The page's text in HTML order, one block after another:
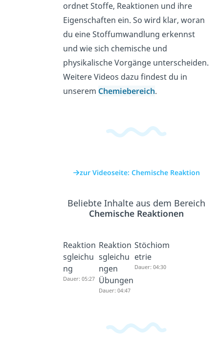
ordnet Stoffe, Reaktionen und ihre
Eigenschaften ein. So wird klar, woran
du eine Stoffumwandlung erkennst
und wie sich chemische und
physikalische Vorgänge unterscheiden.
Weitere Videos dazu findest du in
unserem Chemiebereich.
zur Videoseite: Chemische Reaktion
Beliebte Inhalte aus dem Bereich
Chemische Reaktionen
Reaktion
sgleichu
ng
Dauer: 05:27
Reaktion
sgleichu
ngen
Übungen
Dauer: 04:47
Stöchiom
etrie
Dauer: 04:30